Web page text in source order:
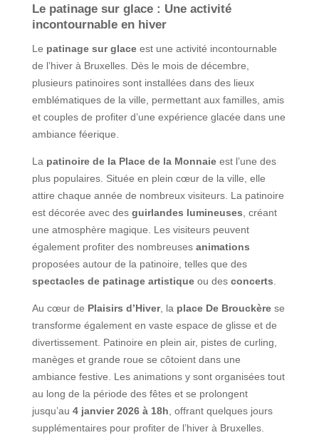
Le patinage sur glace : Une activité
incontournable en hiver
Le patinage sur glaceest une activité incontournable
de l’hiver à Bruxelles. Dès le mois de décembre,
plusieurs patinoires sont installées dans des lieux
emblématiques de la ville, permettant aux familles, amis
et couples de profiter d’une expérience glacée dans une
ambiance féerique.
La patinoire de la Place de la Monnaieest l’une des
plus populaires. Située en plein cœur de la ville, elle
attire chaque année de nombreux visiteurs. La patinoire
est décorée avec des guirlandes lumineuses , créant
une atmosphère magique. Les visiteurs peuvent
également profiter des nombreuses animations
proposées autour de la patinoire, telles que des
spectacles de patinage artistiqueou des concerts
Au cœur de Plaisirs d’Hiver, la place De Brouckèrese
transforme également en vaste espace de glisse et de
divertissement. Patinoire en plein air, pistes de curling,
manèges et grande roue se côtoient dans une
ambiance festive. Les animations y sont organisées tout
au long de la période des fêtes et se prolongent
jusqu’au 4 janvier 2026 à 18h , offrant quelques jours
supplémentaires pour profiter de l’hiver à Bruxelles.